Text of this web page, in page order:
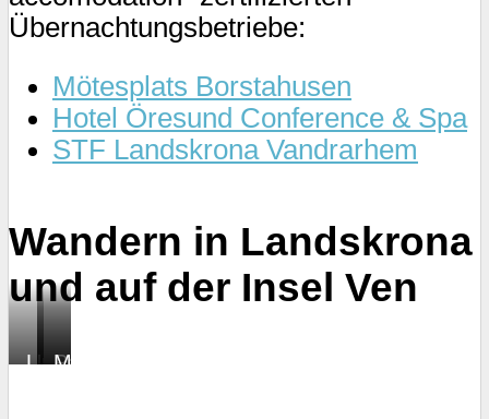
Übernachtungsbetriebe:
Mötesplats Borstahusen
Hotel Öresund Conference & Spa
STF Landskrona Vandrarhem
Wandern in Landskrona
und auf der Insel Ven
Unterwegs
Pause
Mötesplats